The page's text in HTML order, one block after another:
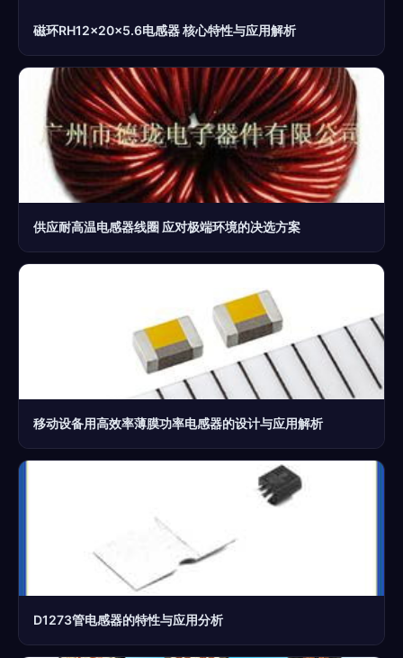
磁环RH12×20×5.6电感器 核心特性与应用解析
供应耐高温电感器线圈 应对极端环境的决选方案
移动设备用高效率薄膜功率电感器的设计与应用解析
D1273管电感器的特性与应用分析